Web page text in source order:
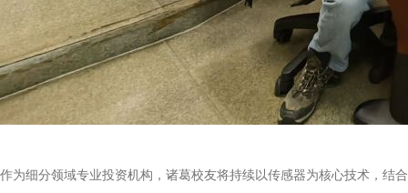
作为细分领域专业投资机构，诸葛校友将持续以传感器为核心技术，结